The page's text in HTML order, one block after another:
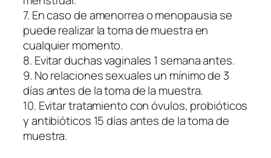
i
l
B
á
s
i
c
o
c
a
7. En caso de amenorrea o menopausia se
puede realizar la toma de muestra en
cualquier momento.
8. Evitar duchas vaginales 1 semana antes.
9. No relaciones sexuales un mínimo de 3
días antes de la toma de la muestra.
10. Evitar tratamiento con óvulos, probióticos
y antibióticos 15 días antes de la toma de
muestra.